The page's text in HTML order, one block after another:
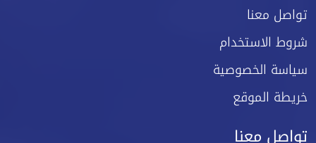
تواصل معنا
شروط الاستخدام
سياسة الخصوصية
خريطة الموقع
تواصل معنا